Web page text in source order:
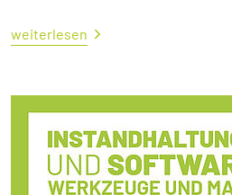
weiterlesen